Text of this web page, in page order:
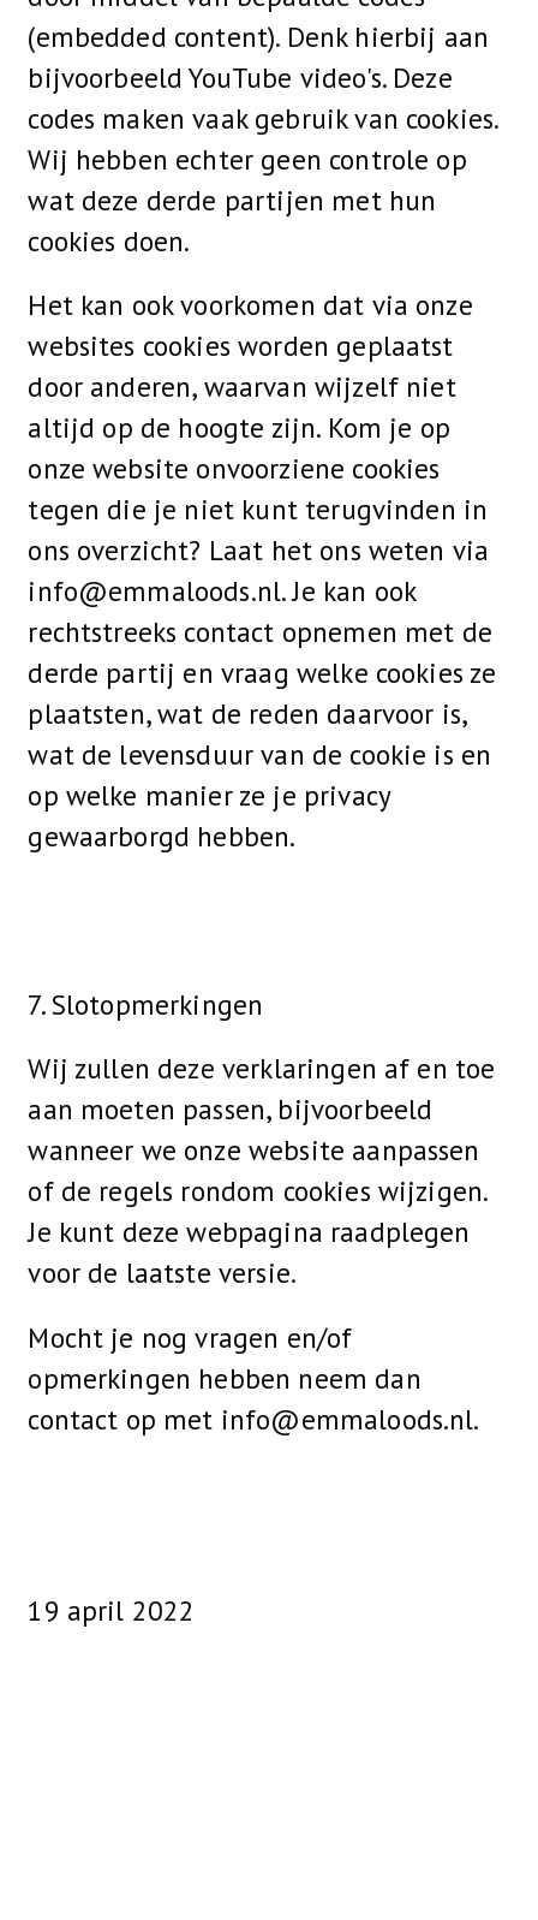
(embedded content). Denk hierbij aan
bijvoorbeeld YouTube video's. Deze
codes maken vaak gebruik van cookies.
Wij hebben echter geen controle op
wat deze derde partijen met hun
cookies doen.
Het kan ook voorkomen dat via onze
websites cookies worden geplaatst
door anderen, waarvan wijzelf niet
altijd op de hoogte zijn. Kom je op
onze website onvoorziene cookies
tegen die je niet kunt terugvinden in
ons overzicht? Laat het ons weten via
info@emmaloods.nl. Je kan ook
rechtstreeks contact opnemen met de
derde partij en vraag welke cookies ze
plaatsten, wat de reden daarvoor is,
wat de levensduur van de cookie is en
op welke manier ze je privacy
gewaarborgd hebben.
7. Slotopmerkingen
Wij zullen deze verklaringen af en toe
aan moeten passen, bijvoorbeeld
wanneer we onze website aanpassen
of de regels rondom cookies wijzigen.
Je kunt deze webpagina raadplegen
voor de laatste versie.
Mocht je nog vragen en/of
opmerkingen hebben neem dan
contact op met info@emmaloods.nl.
19 april 2022